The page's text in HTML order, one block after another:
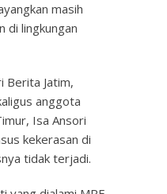
masih
di lingkungan
Berita Jatim,
anggota
Isa Ansori
kekerasan di
tidak terjadi.